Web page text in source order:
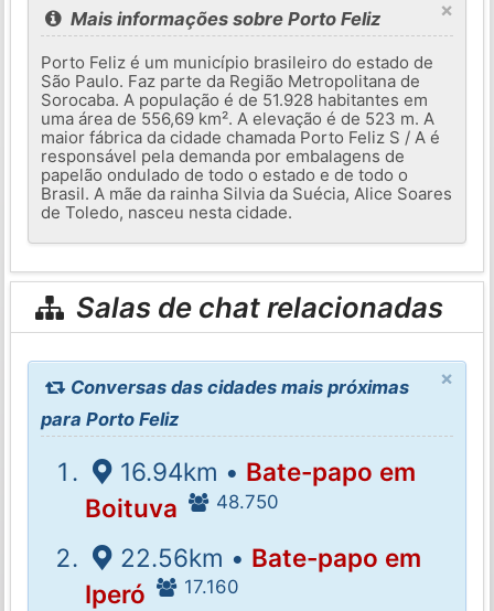
×
Mais informações sobre Porto Feliz
Porto Feliz é um município brasileiro do estado de
São Paulo. Faz parte da Região Metropolitana de
Sorocaba. A população é de 51.928 habitantes em
uma área de 556,69 km². A elevação é de 523 m. A
maior fábrica da cidade chamada Porto Feliz S / A é
responsável pela demanda por embalagens de
papelão ondulado de todo o estado e de todo o
Brasil. A mãe da rainha Silvia da Suécia, Alice Soares
de Toledo, nasceu nesta cidade.
Salas de chat relacionadas
×
Conversas das cidades mais próximas
para Porto Feliz
16.94km • Bate-papo em
Boituva
48.750
22.56km • Bate-papo em
Iperó
17.160